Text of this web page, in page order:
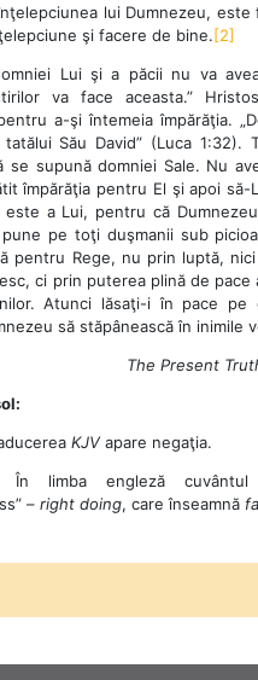
lui Dumnezeu, este
şi facere de bine.[2]
Lui şi a păcii nu va
va face aceasta.”
a-şi întemeia împărăţia.
Său David” (Luca 1:32).
se supună domniei Sale. Nu
împărăţia pentru El şi apoi să-
este a Lui, pentru că
pe toţi duşmanii sub
pentru Rege, nu prin luptă,
ci prin puterea plină de pace
Atunci lăsaţi-i în pace pe
să stăpânească în inimile
The Present
KJVapare negaţia.
limba engleză cuvântul
– right doing, care înseamnă